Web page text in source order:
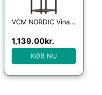
VCM NORDIC Vinali M reol, m. 4 hylder – brun melamin og sort jern
1,139.00kr.
KØB NU